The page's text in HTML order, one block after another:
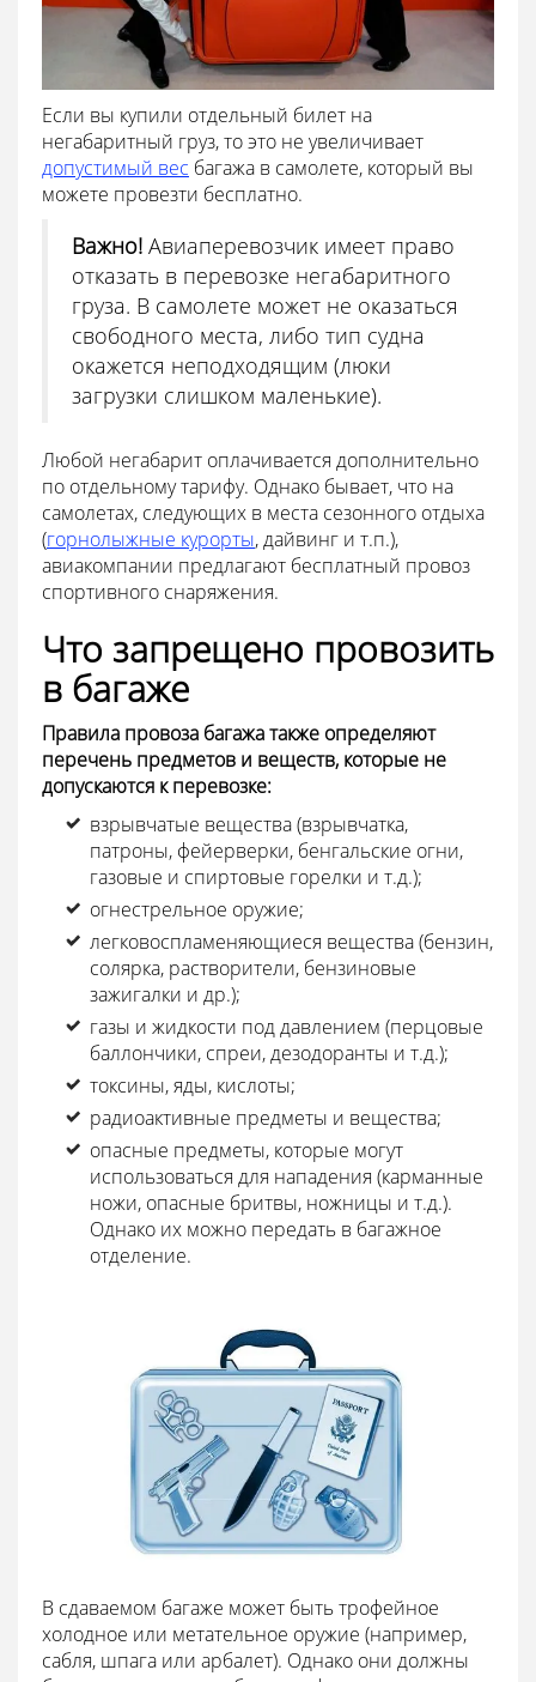
Если вы купили отдельный билет на
негабаритный груз, то это не увеличивает
допустимый вес багажа в самолете, который вы
можете провезти бесплатно.
Важно! Авиаперевозчик имеет право
отказать в перевозке негабаритного
груза. В самолете может не оказаться
свободного места, либо тип судна
окажется неподходящим (люки
загрузки слишком маленькие).
Любой негабарит оплачивается дополнительно
по отдельному тарифу. Однако бывает, что на
самолетах, следующих в места сезонного отдыха
(горнолыжные курорты, дайвинг и т.п.),
авиакомпании предлагают бесплатный провоз
спортивного снаряжения.
Что запрещено провозить
в багаже
Правила провоза багажа также определяют
перечень предметов и веществ, которые не
допускаются к перевозке:
взрывчатые вещества (взрывчатка,
патроны, фейерверки, бенгальские огни,
газовые и спиртовые горелки и т.д.);
огнестрельное оружие;
легковоспламеняющиеся вещества (бензин,
солярка, растворители, бензиновые
зажигалки и др.);
газы и жидкости под давлением (перцовые
баллончики, спреи, дезодоранты и т.д.);
токсины, яды, кислоты;
радиоактивные предметы и вещества;
опасные предметы, которые могут
использоваться для нападения (карманные
ножи, опасные бритвы, ножницы и т.д.).
Однако их можно передать в багажное
отделение.
В сдаваемом багаже может быть трофейное
холодное или метательное оружие (например,
сабля, шпага или арбалет). Однако они должны